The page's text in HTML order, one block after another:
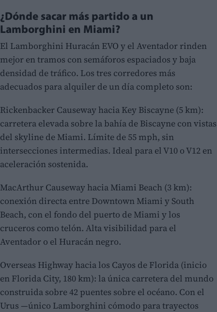
¿Dónde sacar más partido a un
Lamborghini en Miami?
El Lamborghini Huracán EVO y el Aventador rinden
mejor en tramos con semáforos espaciados y baja
densidad de tráfico. Los tres corredores más
adecuados para alquiler de un día completo son:
Rickenbacker Causeway hacia Key Biscayne (5 km):
carretera elevada sobre la bahía de Biscayne con vistas
del skyline de Miami. Límite de 55 mph, sin
intersecciones intermedias. Ideal para el V10 o V12 en
aceleración sostenida.
MacArthur Causeway hacia Miami Beach (3 km):
conexión directa entre Downtown Miami y South
Beach, con el fondo del puerto de Miami y los
cruceros como telón. Alta visibilidad para el
Aventador o el Huracán negro.
Overseas Highway hacia los Cayos de Florida (inicio
en Florida City, 180 km): la única carretera del mundo
construida sobre 42 puentes sobre el océano. Con el
Urus —único Lamborghini cómodo para trayectos